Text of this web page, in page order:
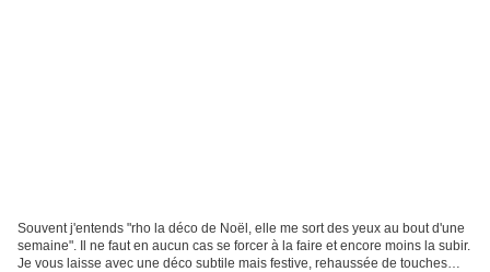
Souvent j'entends "rho la déco de Noël, elle me sort des yeux au bout d'une
semaine". Il ne faut en aucun cas se forcer à la faire et encore moins la subir.
Je vous laisse avec une déco subtile mais festive, rehaussée de touches